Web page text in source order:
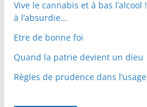
Vive le cannabis et à bas l’alcool
à l’absurdie…
Etre de bonne foi
Quand la patrie devient un dieu
Règles de prudence dans l’usage